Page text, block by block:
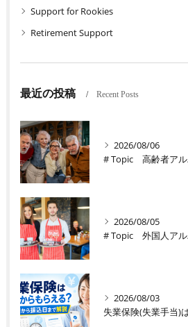
Support for Rookies
Retirement Support
最近の投稿 Recent Posts
2026/08/06
2026/08/05
2026/08/03